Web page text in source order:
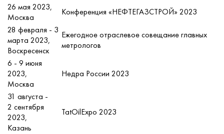
26 мая 2023,
Москва
Конференция «НЕФТЕГАЗСТРОЙ» 2023
28 февраля - 3
марта 2023,
Воскресенск
Ежегодное отраслевое совещание главных
метрологов
6 - 9 июня
2023,
Москва
Недра России 2023
31 августа -
2 сентября
2023,
Казань
TatOilExpo 2023